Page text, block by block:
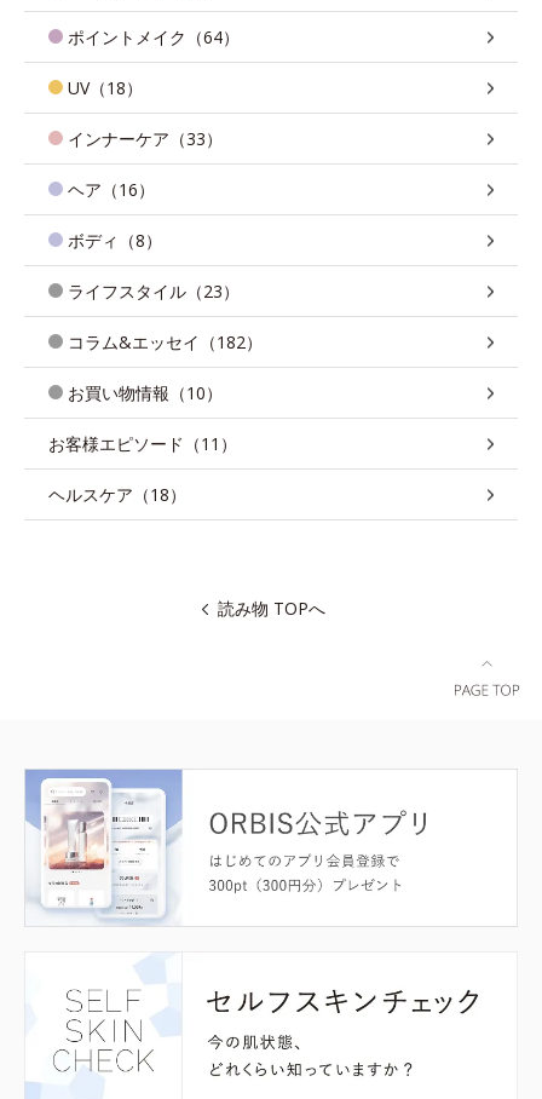
ポイントメイク（64）
UV（18）
インナーケア（33）
ヘア（16）
ボディ（8）
ライフスタイル（23）
コラム&エッセイ（182）
お買い物情報（10）
お客様エピソード（11）
ヘルスケア（18）
読み物 TOPへ